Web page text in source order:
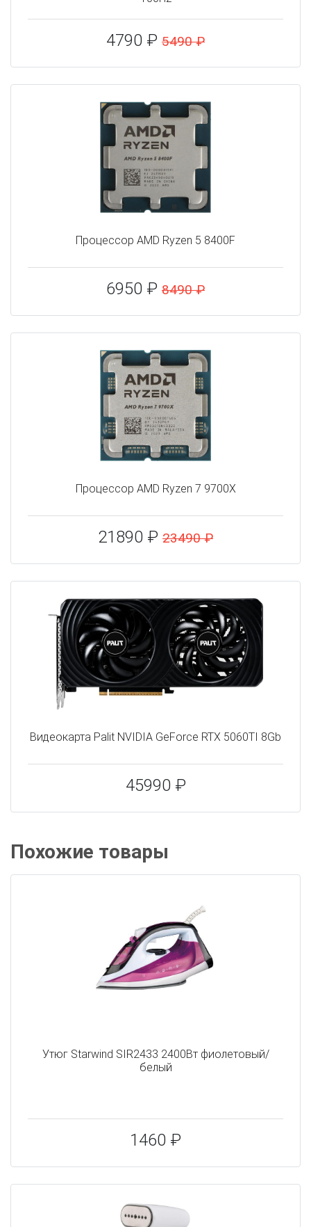
4790 ₽ 5490 ₽
Процессор AMD Ryzen 5 8400F
6950 ₽ 8490 ₽
Процессор AMD Ryzen 7 9700X
21890 ₽ 23490 ₽
Видеокарта Palit NVIDIA GeForce RTX 5060TI 8Gb
45990 ₽
Похожие товары
Утюг Starwind SIR2433 2400Вт фиолетовый/
белый
1460 ₽